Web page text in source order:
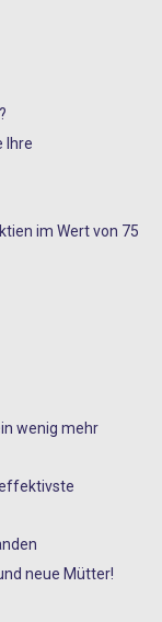
Ihre
im Wert von 75
wenig mehr
neue Mütter!